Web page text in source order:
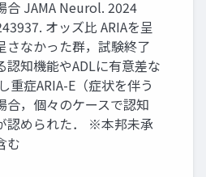
合 JAMA Neurol. 2024
オッズ比 ARIAを呈
さなかった群，試験終了
認知機能やADLに有意差な
重症ARIA-E（症状を伴う
合，個々のケースで認知
認められた． ※本邦未承
む